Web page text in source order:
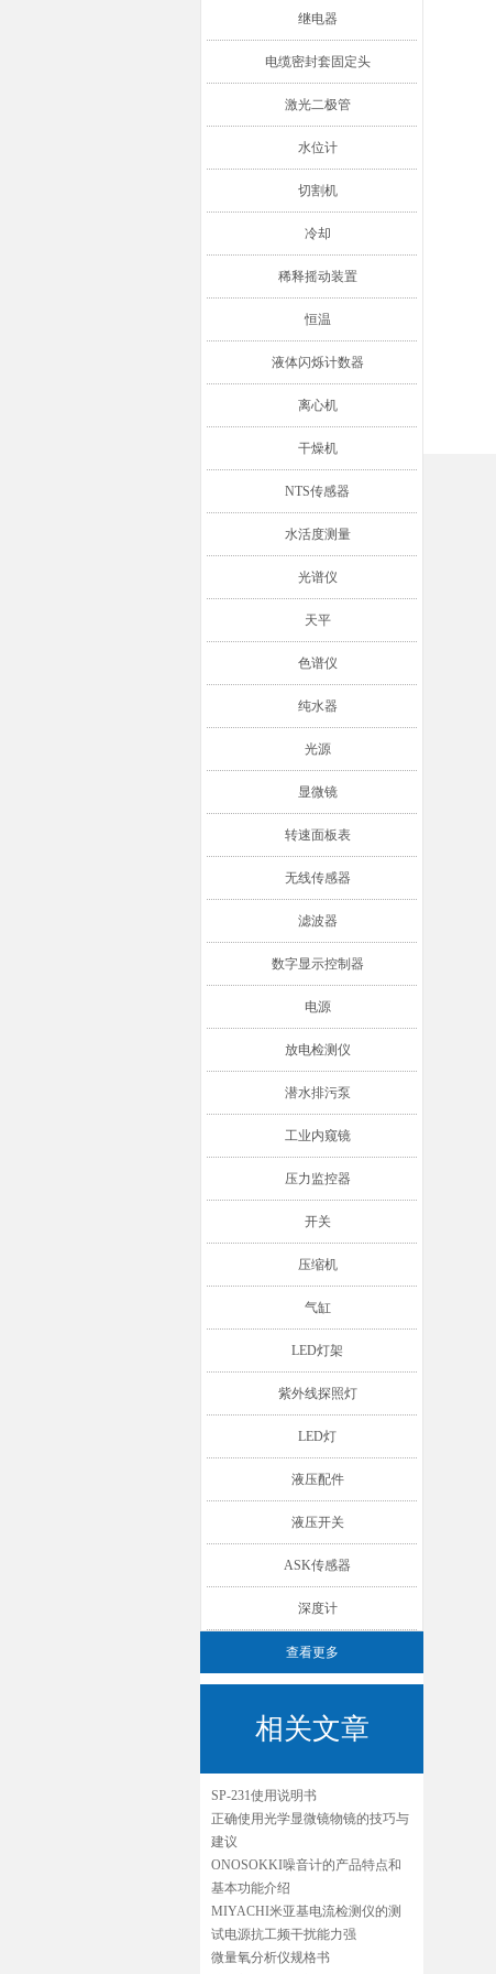
继电器
电缆密封套固定头
激光二极管
水位计
切割机
冷却
稀释摇动装置
恒温
液体闪烁计数器
离心机
干燥机
NTS传感器
水活度测量
光谱仪
天平
色谱仪
纯水器
光源
显微镜
转速面板表
无线传感器
滤波器
数字显示控制器
电源
放电检测仪
潜水排污泵
工业内窥镜
压力监控器
开关
压缩机
气缸
LED灯架
紫外线探照灯
LED灯
液压配件
液压开关
ASK传感器
深度计
查看更多
相关文章
SP-231使用说明书
正确使用光学显微镜物镜的技巧与
建议
ONOSOKKI噪音计的产品特点和
基本功能介绍
MIYACHI米亚基电流检测仪的测
试电源抗工频干扰能力强
微量氧分析仪规格书